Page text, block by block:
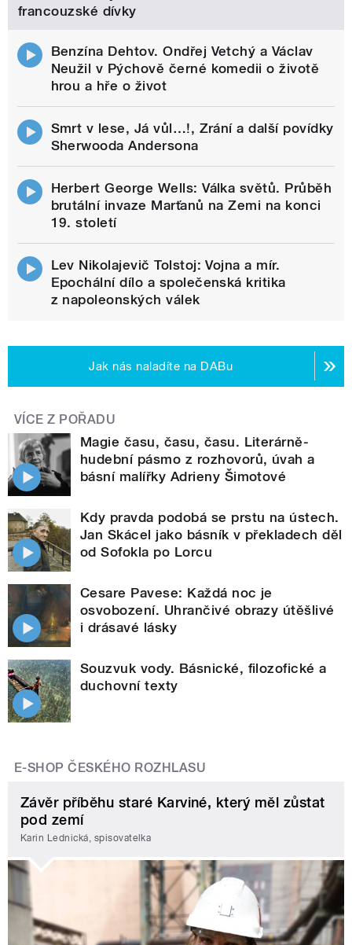
francouzské dívky
Benzína Dehtov. Ondřej Vetchý a Václav
Neužil v Pýchově černé komedii o životě
hrou a hře o život
Smrt v lese, Já vůl…!, Zrání a další povídky
Sherwooda Andersona
Herbert George Wells: Válka světů. Průběh
brutální invaze Marťanů na Zemi na konci
19. století
Lev Nikolajevič Tolstoj: Vojna a mír.
Epochální dílo a společenská kritika
z napoleonských válek
Jak nás naladíte na DABu
VÍCE Z POŘADU
Magie času, času, času. Literárně-
hudební pásmo z rozhovorů, úvah a
básní malířky Adrieny Šimotové
Kdy pravda podobá se prstu na ústech.
Jan Skácel jako básník v překladech děl
od Sofokla po Lorcu
Cesare Pavese: Každá noc je
osvobození. Uhrančivé obrazy útěšlivé
i drásavé lásky
Souzvuk vody. Básnické, filozofické a
duchovní texty
E-SHOP ČESKÉHO ROZHLASU
Závěr příběhu staré Karviné, který měl zůstat
pod zemí
Karin Lednická, spisovatelka